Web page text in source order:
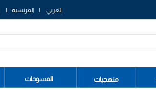
العربي الفرنسية
منهجيات المسوحات